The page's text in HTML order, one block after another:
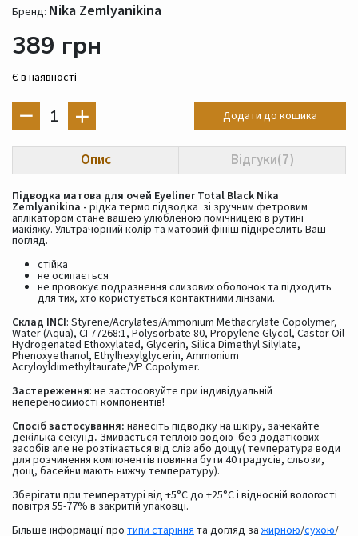
Бренд: Nika Zemlyanikina
389 грн
Є в наявності
1 Додати до кошика
Опис Відгуки(7)
Підводка матова для очей Eyeliner Total Black Nika
Zemlyanikina - рідка термо підводка зі зручним фетровим
аплікатором стане вашею улюбленою помічницею в рутині
макіяжу. Ультрачорний колір та матовий фініш підкреслить Ваш
погляд.
стійка
не осипається
не провокує подразнення слизових оболонок та підходить
для тих, хто користується контактними лінзами.
Склад INCI: Styrene/Acrylates/Ammonium Methacrylate Copolymer,
Water (Aqua), CI 77268:1, Polysorbate 80, Propylene Glycol, Castor Oil
Hydrogenated Ethoxylated, Glycerin, Silica Dimethyl Silylate,
Phenoxyethanol, Ethylhexylglycerin, Ammonium
Acryloyldimethyltaurate/VP Copolymer.
Застереження: не застосовуйте при індивідуальній
непереносимості компонентів!
Спосіб застосування: нанесіть підводку на шкіру, зачекайте
декілька секунд. Змивається теплою водою без додаткових
засобів але не розтікається від сліз або дощу( температура води
для розчинення компонентів повинна бути 40 градусів, сльози,
дощ, басейни мають нижчу температуру).
Зберігати при температурі від +5°С до +25°С і відносній вологості
повітря 55-77% в закритій упаковці.
Більше інформації про типи старіннята догляд за жирною/сухою/